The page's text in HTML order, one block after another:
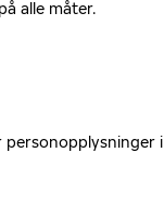
alle måter.
personopplysninger i